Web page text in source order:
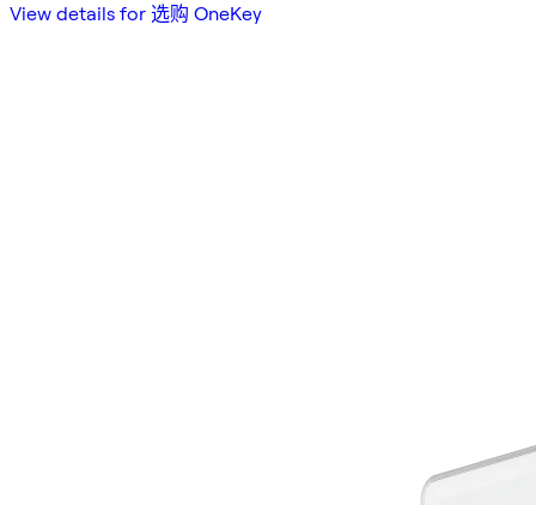
View details for 选购 OneKey